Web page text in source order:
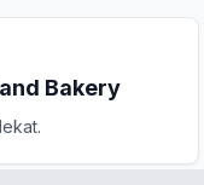
Bakery